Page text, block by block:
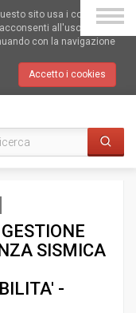
sito usa i cookies.
all'uso dei
con la navigazione
Accetto i cookies
SISMICA
-